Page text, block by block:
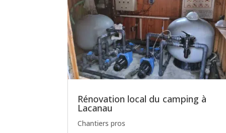
Rénovation local du camping à
Lacanau
Chantiers pros